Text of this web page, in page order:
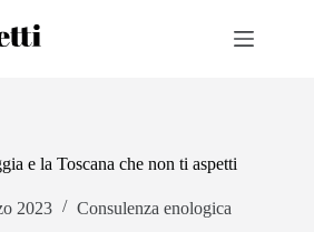
e la Toscana che non ti aspetti
2023 Consulenza enologica